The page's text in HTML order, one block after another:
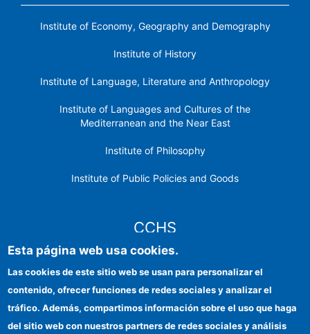
Institute of Economy, Geography and Demography
Institute of History
Institute of Language, Literature and Anthropology
Institute of Languages ​​and Cultures of the
Mediterranean and the Near East
Institute of Philosophy
Institute of Public Policies and Goods
CCHS
Institutional identity
Esta página web usa cookies.
Las cookies de este sitio web se usan para personalizar el
contenido, ofrecer funciones de redes sociales y analizar el
tráfico. Además, compartimos información sobre el uso que haga
del sitio web con nuestros partners de redes sociales y análisis